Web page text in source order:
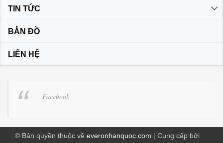
TIN TỨC
BẢN ĐỒ
LIÊN HỆ
Facebook
© Bản quyền thuộc về everonhanquoc.com | Cung cấp bởi